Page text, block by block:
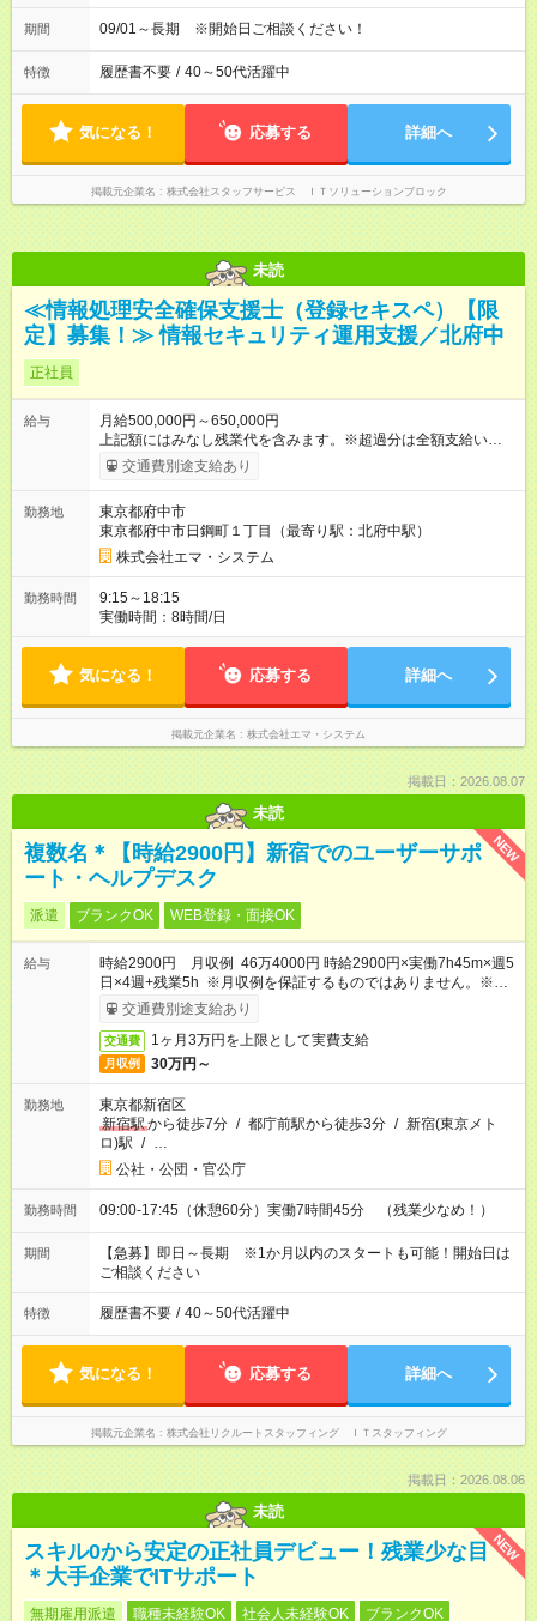
期間 09/01～長期 ※開始日ご相談ください！
特徴 履歴書不要 / 40～50代活躍中
気になる！ 応募する 詳細へ
掲載元企業名 株式会社スタッフサービス ＩＴソリューションブロック
未読
≪情報処理安全確保支援士（登録セキスペ）【限
定】募集！≫ 情報セキュリティ運用支援／北府中
正社員
給与
月給500,000円～650,000円
上記額にはみなし残業代を含みます。※超過分は全額支給いたし
ます。 みなし残業代 73,175円 ～ 100,547円／月 みなし残業時
間 30時間／月 上記額には固定残業代30時間分、73,175円～
全額支給します。 【試用期間】試用期間あり 試用期間の長さ：
6ヶ月 ※ 雇用形態と給与に、本採用時と異なる部分があります。
雇用形態：中途採用（契約社員） 給与：月給 450,000
円 ～ 585,000円 上記額にはみなし残業代を含みます。※超過分
は全額支給いたします。 みなし残業代 73,175円 ～ 100,547円／
月 みなし残業時間 30時間／月 ※交通費は別途全額支給します。
交通費別途支給あり
勤務地
東京都府中市
東京都府中市日鋼町１丁目（最寄り駅：北府中駅）
株式会社エマ・システム
勤務時間
9:15～18:15
実働時間：8時間/日
気になる！ 応募する 詳細へ
掲載元企業名 株式会社エマ・システム
掲載日：2026.08.07
未読
NEW
複数名＊【時給2900円】新宿でのユーザーサポ
ート・ヘルプデスク
派遣 ブランクOK WEB登録・面接OK
給与
時給2900円 月収例 46万4000円 時給2900円×実働7h45m×週5
日×4週+残業5h ※月収例を保証するものではありません。※給
与即受取りサービス利用可（利用条件有）
交通費別途支給あり
交通費 1ヶ月3万円を上限として実費支給
月収例 30万円～
勤務地
東京都新宿区
新宿駅から徒歩7分 / 都庁前駅から徒歩3分 / 新宿(東京メト
ロ)駅 / …
公社・公団・官公庁
勤務時間 09:00-17:45（休憩60分）実働7時間45分 （残業少なめ！）
期間
【急募】即日～長期 ※1か月以内のスタートも可能！開始日は
ご相談ください
特徴 履歴書不要 / 40～50代活躍中
気になる！ 応募する 詳細へ
掲載元企業名 株式会社リクルートスタッフィング ＩＴスタッフィング
掲載日：2026.08.06
未読
NEW
スキル0から安定の正社員デビュー！残業少な目
＊大手企業でITサポート
無期雇用派遣 職種未経験OK 社会人未経験OK ブランクOK